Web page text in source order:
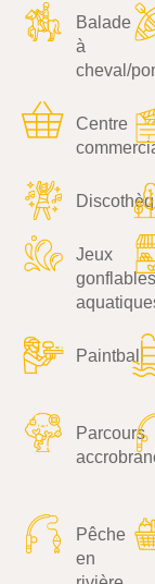
Balade
à
cheval/
Centre
Jeux
gonflables
Paintball
Parcours
Pêche
en